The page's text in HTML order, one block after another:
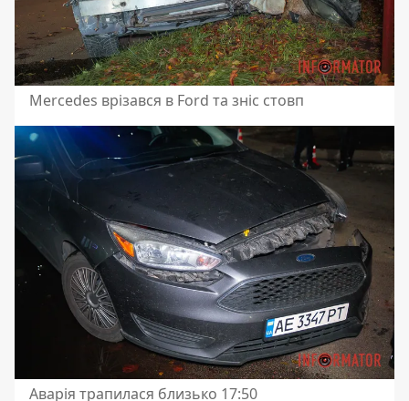
Mercedes врізався в Ford та зніс стовп
Аварія трапилася близько 17:50